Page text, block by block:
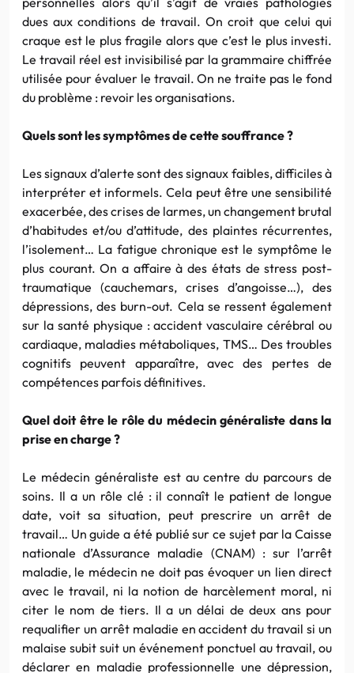
dues aux conditions de travail. On croit que celui qui
craque est le plus fragile alors que c’est le plus investi.
Le travail réel est invisibilisé par la grammaire chiffrée
utilisée pour évaluer le travail. On ne traite pas le fond
du problème : revoir les organisations.
Quels sont les symptômes de cette souffrance ?
Les signaux d’alerte sont des signaux faibles, difficiles à
interpréter et informels. Cela peut être une sensibilité
exacerbée, des crises de larmes, un changement brutal
d’habitudes et/ou d’attitude, des plaintes récurrentes,
l’isolement… La fatigue chronique est le symptôme le
plus courant. On a affaire à des états de stress post-
traumatique (cauchemars, crises d’angoisse…), des
dépressions, des burn-out. Cela se ressent également
sur la santé physique : accident vasculaire cérébral ou
cardiaque, maladies métaboliques, TMS… Des troubles
cognitifs peuvent apparaître, avec des pertes de
compétences parfois définitives.
Quel doit être le rôle du médecin généraliste dans la
prise en charge ?
Le médecin généraliste est au centre du parcours de
soins. Il a un rôle clé : il connaît le patient de longue
date, voit sa situation, peut prescrire un arrêt de
travail… Un guide a été publié sur ce sujet par la Caisse
nationale d’Assurance maladie (CNAM) : sur l’arrêt
maladie, le médecin ne doit pas évoquer un lien direct
avec le travail, ni la notion de harcèlement moral, ni
citer le nom de tiers. Il a un délai de deux ans pour
requalifier un arrêt maladie en accident du travail si un
malaise subit suit un événement ponctuel au travail, ou
déclarer en maladie professionnelle une dépression,